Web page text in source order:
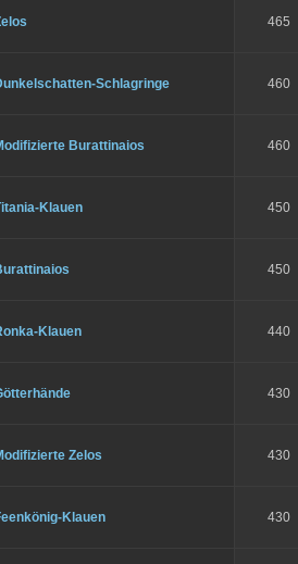
465
Schlagringe 460
Burattinaios 460
Klauen 450
450
Klauen 440
430
Zelos 430
Klauen 430